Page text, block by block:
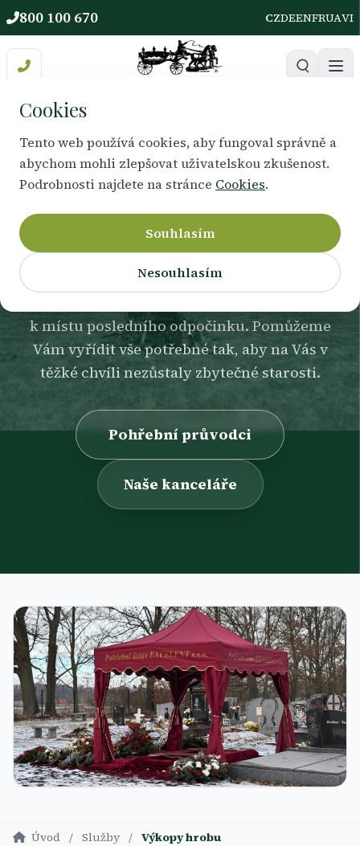
800 100 670 CZDEENFRUAVI
HŘBITOVNÍ SLUŽBY
Výkopy hrobu
Výkop hrobu zajišťujeme s důrazem na
k místu posledního odpočinku. Pomůžeme
Vám vyřídit vše potřebné tak, aby na Vás v
těžké chvíli nezůstaly zbytečné starosti.
Pohřební průvodci
Naše kanceláře
Úvod / Služby / Výkopy hrobu
Cookies
Tento web používá cookies, aby fungoval správně a
abychom mohli zlepšovat uživatelskou zkušenost.
Podrobnosti najdete na stránce Cookies.
Souhlasím
Nesouhlasím